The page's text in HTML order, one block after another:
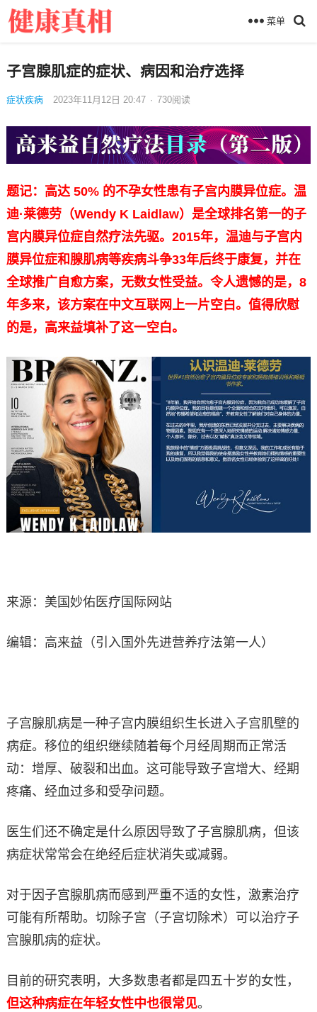
菜单
子宫腺肌症的症状、病因和治疗选择
症状疾病 2023年11月12日 20:47 · 730阅读
题记：高达 50% 的不孕女性患有子宫内膜异位症。温
迪·莱德劳（Wendy K Laidlaw）是全球排名第一的子
宫内膜异位症自然疗法先驱。2015年，温迪与子宫内
膜异位症和腺肌病等疾病斗争33年后终于康复，并在
全球推广自愈方案，无数女性受益。令人遗憾的是，8
年多来，该方案在中文互联网上一片空白。值得欣慰
的是，高来益填补了这一空白。
来源：美国妙佑医疗国际网站
编辑：高来益（引入国外先进营养疗法第一人）
子宫腺肌病是一种子宫内膜组织生长进入子宫肌壁的
病症。移位的组织继续随着每个月经周期而正常活
动：增厚、破裂和出血。这可能导致子宫增大、经期
疼痛、经血过多和受孕问题。
医生们还不确定是什么原因导致了子宫腺肌病，但该
病症状常常会在绝经后症状消失或减弱。
对于因子宫腺肌病而感到严重不适的女性，激素治疗
可能有所帮助。切除子宫（子宫切除术）可以治疗子
宫腺肌病的症状。
目前的研究表明，大多数患者都是四五十岁的女性，
但这种病症在年轻女性中也很常见。